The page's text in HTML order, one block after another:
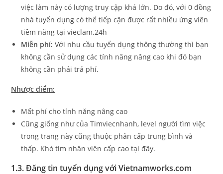
việc làm này có lượng truy cập khá lớn. Do đó, với 0 đồng
nhà tuyển dụng có thể tiếp cận được rất nhiều ứng viên
tiềm năng tại vieclam.24h
Miễn phí: Với nhu cầu tuyển dụng thông thường thì bạn
không cần sử dụng các tính năng nâng cao khi đó bạn
không cần phải trả phí.
Nhược điểm:
Mất phí cho tính năng nâng cao
Cũng giống như của Timviecnhanh, level người tìm việc
trong trang này cũng thuộc phân cấp trung bình và
thấp. Khó tìm nhân viên cấp cao tại đây.
1.3. Đăng tin tuyển dụng với Vietnamworks.com